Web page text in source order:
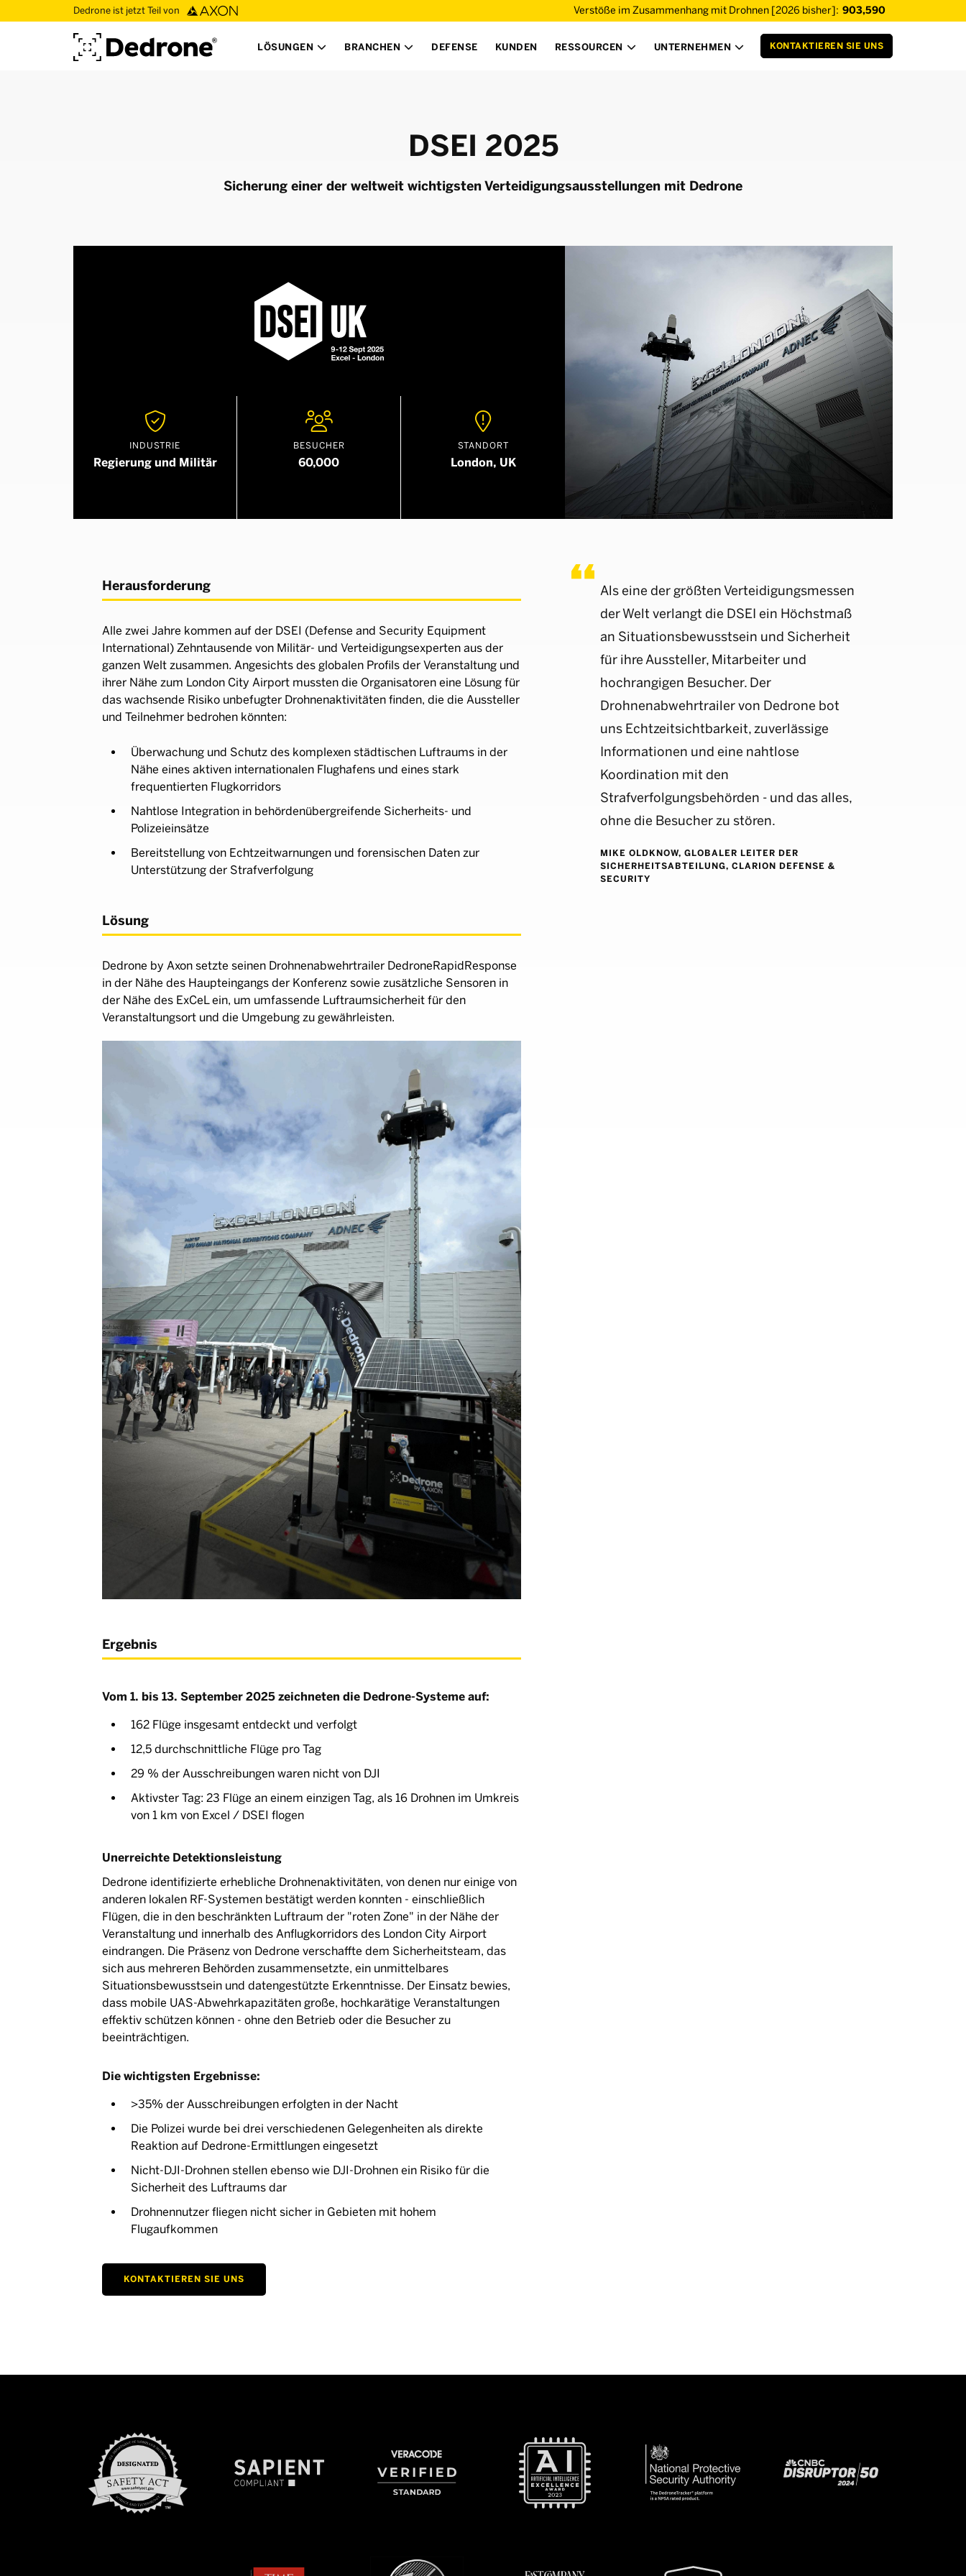
Dedrone ist jetzt Teil von Verstöße im Zusammenhang mit Drohnen [2026 bisher]: 903,590
LÖSUNGEN  BRANCHEN  DEFENSE KUNDEN RESSOURCEN  UNTERNEHMEN  KONTAKTIEREN SIE UNS
DSEI 2025
Sicherung einer der weltweit wichtigsten Verteidigungsausstellungen mit Dedrone

INDUSTRIE
Regierung und Militär

BESUCHER
60,000

STANDORT
London, UK
Herausforderung
Alle zwei Jahre kommen auf der DSEI (Defense and Security Equipment
International) Zehntausende von Militär- und Verteidigungsexperten aus der
ganzen Welt zusammen. Angesichts des globalen Profils der Veranstaltung und
ihrer Nähe zum London City Airport mussten die Organisatoren eine Lösung für
das wachsende Risiko unbefugter Drohnenaktivitäten finden, die die Aussteller
und Teilnehmer bedrohen könnten:
Überwachung und Schutz des komplexen städtischen Luftraums in der
Nähe eines aktiven internationalen Flughafens und eines stark
frequentierten Flugkorridors
Nahtlose Integration in behördenübergreifende Sicherheits- und
Polizeieinsätze
Bereitstellung von Echtzeitwarnungen und forensischen Daten zur
Unterstützung der Strafverfolgung
Lösung
Dedrone by Axon setzte seinen Drohnenabwehrtrailer DedroneRapidResponse
in der Nähe des Haupteingangs der Konferenz sowie zusätzliche Sensoren in
der Nähe des ExCeL ein, um umfassende Luftraumsicherheit für den
Veranstaltungsort und die Umgebung zu gewährleisten.
Ergebnis
Vom 1. bis 13. September 2025 zeichneten die Dedrone-Systeme auf:
162 Flüge insgesamt entdeckt und verfolgt
12,5 durchschnittliche Flüge pro Tag
29 % der Ausschreibungen waren nicht von DJI
Aktivster Tag: 23 Flüge an einem einzigen Tag, als 16 Drohnen im Umkreis
von 1 km von Excel / DSEI flogen
Unerreichte Detektionsleistung
Dedrone identifizierte erhebliche Drohnenaktivitäten, von denen nur einige von
anderen lokalen RF-Systemen bestätigt werden konnten - einschließlich
Flügen, die in den beschränkten Luftraum der "roten Zone" in der Nähe der
Veranstaltung und innerhalb des Anflugkorridors des London City Airport
eindrangen. Die Präsenz von Dedrone verschaffte dem Sicherheitsteam, das
sich aus mehreren Behörden zusammensetzte, ein unmittelbares
Situationsbewusstsein und datengestützte Erkenntnisse. Der Einsatz bewies,
dass mobile UAS-Abwehrkapazitäten große, hochkarätige Veranstaltungen
effektiv schützen können - ohne den Betrieb oder die Besucher zu
beeinträchtigen.
Die wichtigsten Ergebnisse:
>35% der Ausschreibungen erfolgten in der Nacht
Die Polizei wurde bei drei verschiedenen Gelegenheiten als direkte
Reaktion auf Dedrone-Ermittlungen eingesetzt
Nicht-DJI-Drohnen stellen ebenso wie DJI-Drohnen ein Risiko für die
Sicherheit des Luftraums dar
Drohnennutzer fliegen nicht sicher in Gebieten mit hohem
Flugaufkommen
KONTAKTIEREN SIE UNS
Als eine der größten Verteidigungsmessen
der Welt verlangt die DSEI ein Höchstmaß
an Situationsbewusstsein und Sicherheit
für ihre Aussteller, Mitarbeiter und
hochrangigen Besucher. Der
Drohnenabwehrtrailer von Dedrone bot
uns Echtzeitsichtbarkeit, zuverlässige
Informationen und eine nahtlose
Koordination mit den
Strafverfolgungsbehörden - und das alles,
ohne die Besucher zu stören.
MIKE OLDKNOW, GLOBALER LEITER DER
SICHERHEITSABTEILUNG, CLARION DEFENSE &
SECURITY